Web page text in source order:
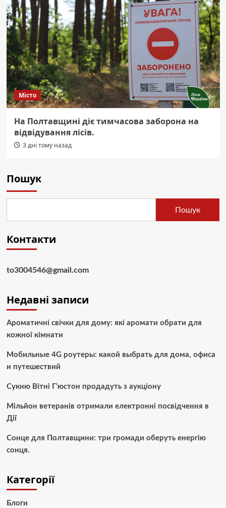
Місто
На Полтавщині діє тимчасова заборона на
відвідування лісів.
3 дні тому назад
Пошук
Пошук
Контакти
to3004546@gmail.com
Недавні записи
Ароматичні свічки для дому: які аромати обрати для
кожної кімнати
Мобильные 4G роутеры: какой выбрать для дома, офиса
и путешествий
Сукню Вітні Г’юстон продадуть з аукціону
Мільйон ветеранів отримали електронні посвідчення в
Дії
Сонце для Полтавщини: три громади оберуть енергію
сонця.
Категорії
Блоги